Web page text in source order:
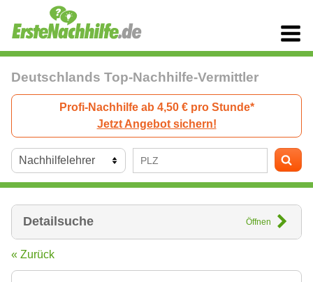
Deutschlands Top-Nachhilfe-Vermittler
Profi-Nachhilfe ab 4,50 € pro Stunde*
Jetzt Angebot sichern!
Detailsuche Öffnen
« Zurück